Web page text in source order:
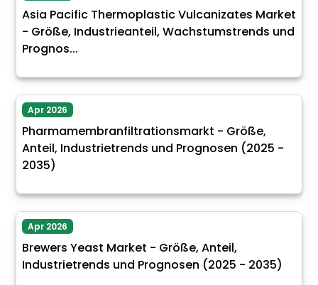
Asia Pacific Thermoplastic Vulcanizates Market
- Größe, Industrieanteil, Wachstumstrends und
Prognos...
Apr 2026
Pharmamembranfiltrationsmarkt - Größe,
Anteil, Industrietrends und Prognosen (2025 -
2035)
Apr 2026
Brewers Yeast Market - Größe, Anteil,
Industrietrends und Prognosen (2025 - 2035)